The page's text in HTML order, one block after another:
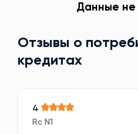
Данные не
Отзывы о
кредитах
4
Rc N1